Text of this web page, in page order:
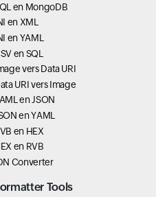
en MongoDB
en XML
en YAML
en SQL
vers Data URI
URI vers Image
en JSON
en YAML
en HEX
en RVB
Converter
Tools